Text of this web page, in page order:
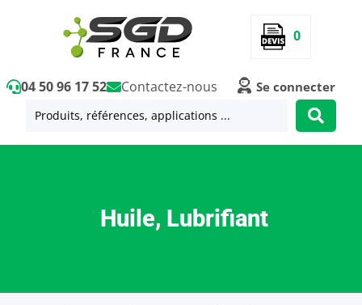
0
04 50 96 17 52 Contactez-nous Se connecter
Huile, Lubrifiant